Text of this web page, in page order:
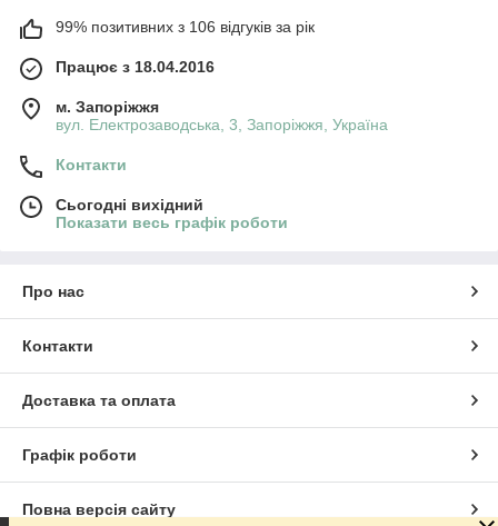
99% позитивних з 106 відгуків за рік
Працює з 18.04.2016
м. Запоріжжя
вул. Електрозаводська, 3, Запоріжжя, Україна
Контакти
Сьогодні вихідний
Показати весь графік роботи
Про нас
Контакти
Доставка та оплата
Графік роботи
Повна версія сайту